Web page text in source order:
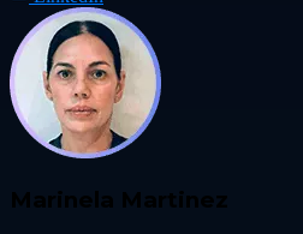
Marinela Martinez